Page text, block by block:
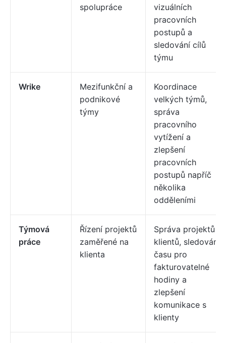
spolupráce
vizuálních
pracovních
postupů a
sledování cílů
týmu
Wrike
Mezifunkční a
podnikové
týmy
Koordinace
velkých týmů,
správa
pracovního
vytížení a
zlepšení
pracovních
postupů napříč
několika
odděleními
Týmová
práce
Řízení projektů
zaměřené na
klienta
Správa projektů
klientů, sledování
času pro
fakturovatelné
hodiny a
zlepšení
komunikace s
klienty